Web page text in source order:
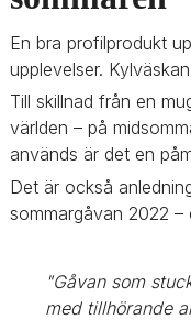
En bra profilprodukt
upplevelser.
Till skillnad från en
världen – på
används är det en
Det är också
sommargåvan 2022
"Gåvan som
med tillhörande